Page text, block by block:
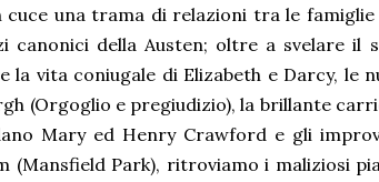
cuce una trama di relazioni tra le
canonici della Austen; oltre a svelare
la vita coniugale di Elizabeth e Darcy, le
(Orgoglio e pregiudizio), la brillante
Mary ed Henry Crawford e gli
(Mansfield Park), ritroviamo i maliziosi